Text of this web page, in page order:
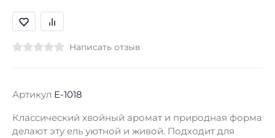
Написать отзыв
Артикул E-1018
Классический хвойный аромат и природная форма
делают эту ель уютной и живой. Подходит для